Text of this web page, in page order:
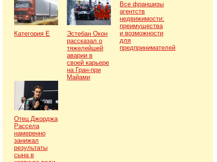
Категория Е
Эстебан Окон
рассказал о
тяжелейшей
аварии в
своей карьере
на Гран-при
Майами
Все франшизы
агентств
недвижимости:
преимущества
и возможности
для
предпринимателей
Отец Джорджа
Рассела
намеренно
занижал
результаты
сына в